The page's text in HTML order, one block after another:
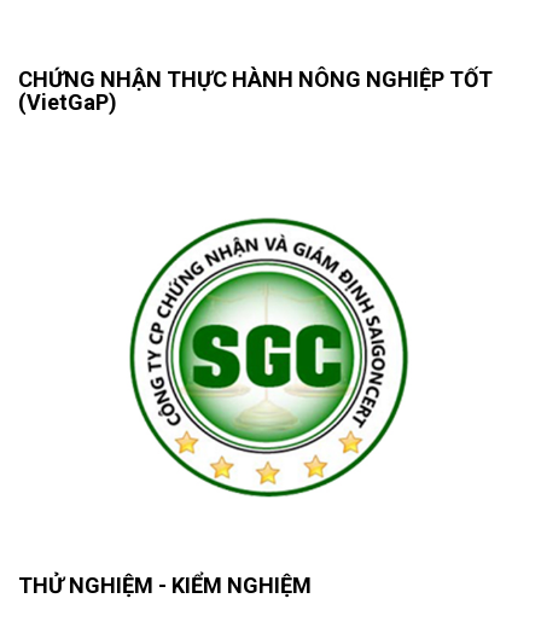
CHỨNG NHẬN THỰC HÀNH NÔNG NGHIỆP TỐT
(VietGaP)
THỬ NGHIỆM - KIỂM NGHIỆM